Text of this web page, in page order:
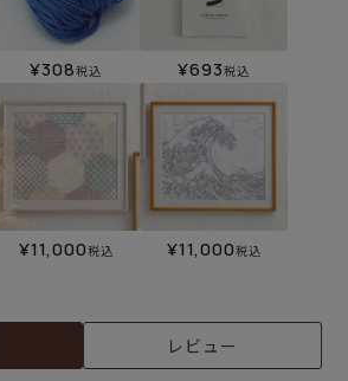
¥308税込 ¥693税込
¥11,000税込 ¥11,000税込
レビュー